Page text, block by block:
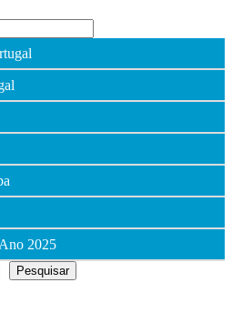
2025
Pesquisar